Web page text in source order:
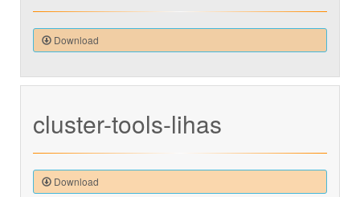
Download
cluster-tools-lihas
Download